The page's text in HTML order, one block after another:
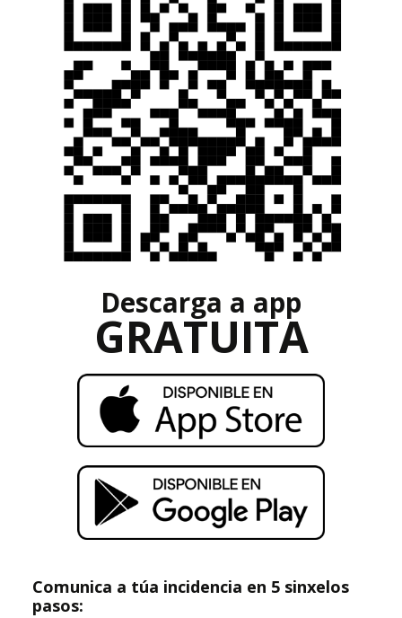
Descarga a app
GRATUITA
Comunica a túa incidencia en 5 sinxelos
pasos: